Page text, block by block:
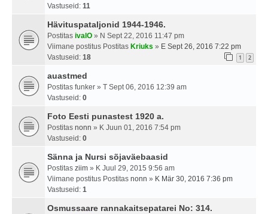
Vastuseid: 11
Hävituspataljonid 1944-1946.
Postitas ivalO » N Sept 22, 2016 11:47 pm
Viimane postitus Postitas Kriuks » E Sept 26, 2016 7:22 pm
Vastuseid: 18 1 2
auastmed
Postitas funker » T Sept 06, 2016 12:39 am
Vastuseid: 0
Foto Eesti punastest 1920 a.
Postitas nonn » K Juun 01, 2016 7:54 pm
Vastuseid: 0
Sänna ja Nursi sõjaväebaasid
Postitas ziim » K Juul 29, 2015 9:56 am
Viimane postitus Postitas nonn » K Mär 30, 2016 7:36 pm
Vastuseid: 1
Osmussaare rannakaitsepatarei No: 314.